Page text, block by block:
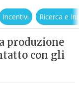
Incentivi Ricerca e
produzione
con gli